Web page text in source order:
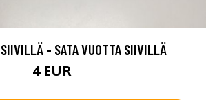
- SATA VUOTTA SIIVILLÄ
4 EUR